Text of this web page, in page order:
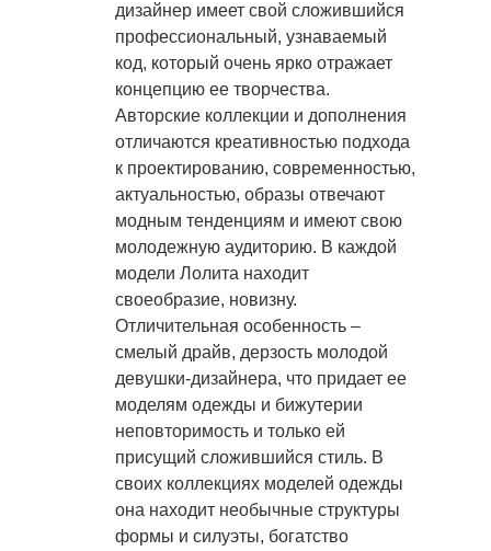
дизайнер имеет свой сложившийся
профессиональный, узнаваемый
код, который очень ярко отражает
концепцию ее творчества.
Авторские коллекции и дополнения
отличаются креативностью подхода
к проектированию, современностью,
актуальностью, образы отвечают
модным тенденциям и имеют свою
молодежную аудиторию. В каждой
модели Лолита находит
своеобразие, новизну.
Отличительная особенность –
смелый драйв, дерзость молодой
девушки-дизайнера, что придает ее
моделям одежды и бижутерии
неповторимость и только ей
присущий сложившийся стиль. В
своих коллекциях моделей одежды
она находит необычные структуры
формы и силуэты, богатство